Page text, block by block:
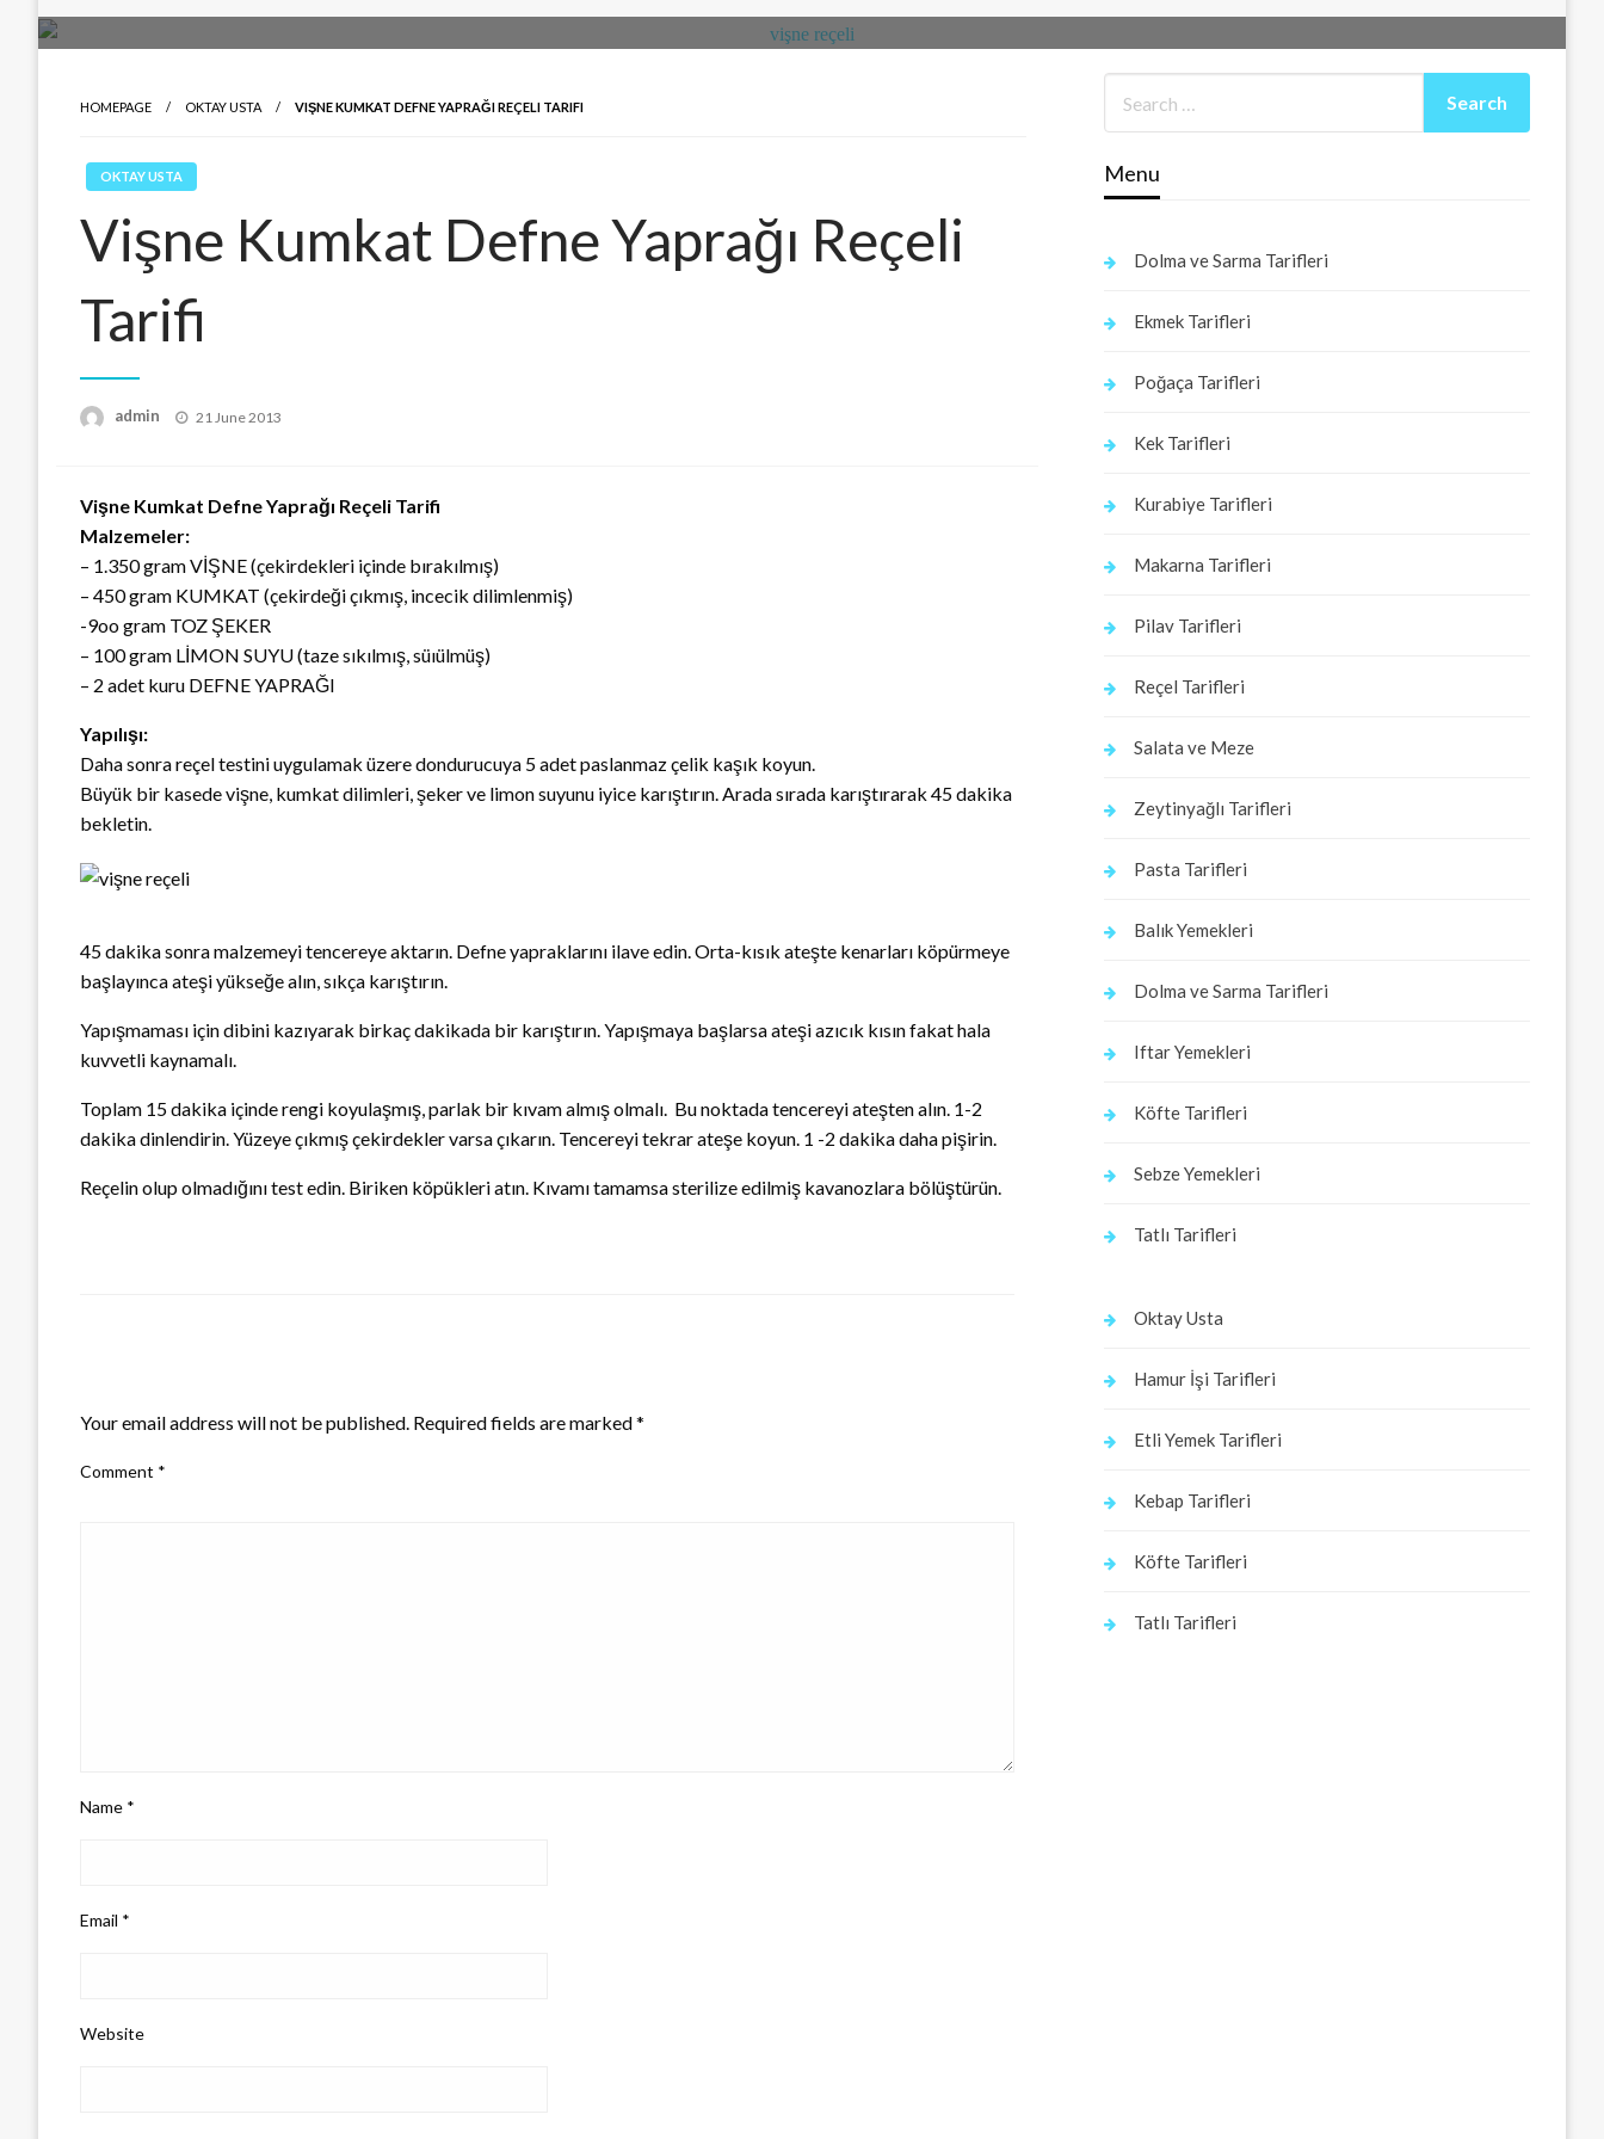
HOMEPAGE OKTAY USTA VIŞNE KUMKAT DEFNE YAPRAĞI REÇELI TARIFI
OKTAY USTA
Vişne Kumkat Defne Yaprağı Reçeli
Tarifi
admin
Posted
21 June 2013
Vişne Kumkat Defne Yaprağı Reçeli Tarifi
Malzemeler:
– 1.350 gram VİŞNE (çekirdekleri içinde bırakılmış)
– 450 gram KUMKAT (çekirdeği çıkmış, incecik dilimlenmiş)
-9oo gram TOZ ŞEKER
– 100 gram LİMON SUYU (taze sıkılmış, süıülmüş)
– 2 adet kuru DEFNE YAPRAĞI
Yapılışı:
Daha sonra reçel testini uygulamak üzere dondurucuya 5 adet paslanmaz çelik kaşık koyun.
Büyük bir kasede vişne, kumkat dilimleri, şeker ve limon suyunu iyice karıştırın. Arada sırada karıştırarak 45 dakika
bekletin.
45 dakika sonra malzemeyi tencereye aktarın. Defne yapraklarını ilave edin. Orta-kısık ateşte kenarları köpürmeye
başlayınca ateşi yükseğe alın, sıkça karıştırın.
Yapışmaması için dibini kazıyarak birkaç dakikada bir karıştırın. Yapışmaya başlarsa ateşi azıcık kısın fakat hala
kuvvetli kaynamalı.
Toplam 15 dakika içinde rengi koyulaşmış, parlak bir kıvam almış olmalı. Bu noktada tencereyi ateşten alın. 1-2
dakika dinlendirin. Yüzeye çıkmış çekirdekler varsa çıkarın. Tencereyi tekrar ateşe koyun. 1 -2 dakika daha pişirin.
Reçelin olup olmadığını test edin. Biriken köpükleri atın. Kıvamı tamamsa sterilize edilmiş kavanozlara bölüştürün.
Your email address will not be published. Required fields are marked*
Comment *
Name *
Email *
Website
Menu
Dolma ve Sarma Tarifleri
Ekmek Tarifleri
Poğaça Tarifleri
Kek Tarifleri
Kurabiye Tarifleri
Makarna Tarifleri
Pilav Tarifleri
Reçel Tarifleri
Salata ve Meze
Zeytinyağlı Tarifleri
Pasta Tarifleri
Balık Yemekleri
Dolma ve Sarma Tarifleri
Iftar Yemekleri
Köfte Tarifleri
Sebze Yemekleri
Tatlı Tarifleri
Oktay Usta
Hamur İşi Tarifleri
Etli Yemek Tarifleri
Kebap Tarifleri
Köfte Tarifleri
Tatlı Tarifleri